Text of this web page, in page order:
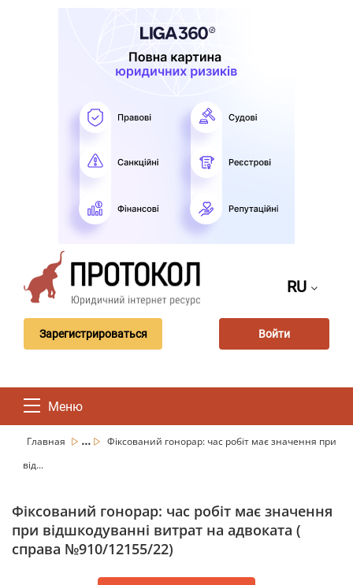
RU
Зарегистрироваться Войти
Меню
Главная ...
Фіксований гонорар: час робіт має значення при
від...
Фіксований гонорар: час робіт має значення
при відшкодуванні витрат на адвоката (
справа №910/12155/22)